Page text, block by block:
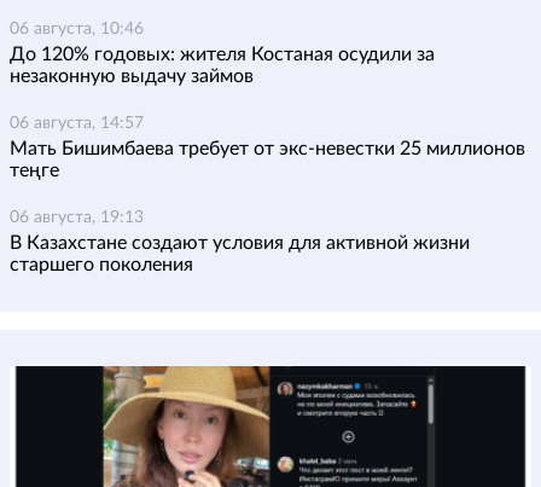
06 августа, 10:46
До 120% годовых: жителя Костаная осудили за
незаконную выдачу займов
06 августа, 14:57
Мать Бишимбаева требует от экс-невестки 25 миллионов
теңге
06 августа, 19:13
В Казахстане создают условия для активной жизни
старшего поколения